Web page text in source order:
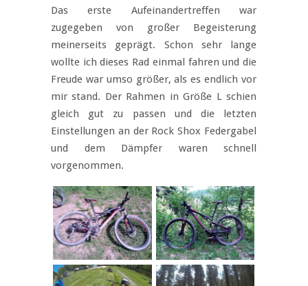
Das erste Aufeinandertreffen war
zugegeben von großer Begeisterung
meinerseits geprägt. Schon sehr lange
wollte ich dieses Rad einmal fahren und die
Freude war umso größer, als es endlich vor
mir stand. Der Rahmen in Größe L schien
gleich gut zu passen und die letzten
Einstellungen an der Rock Shox Federgabel
und dem Dämpfer waren schnell
vorgenommen.